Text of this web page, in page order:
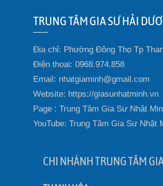
TRUNG TÂM GIA SƯ HẢI
Địa chỉ: Phường Đông Thọ Tp
Điện thoại: 0968.974.858
Email: nhatgiaminh@gmail.com
Website: https://giasunhatminh.vn
Page : Trung Tâm Gia Sư Nhật
YouTube: Trung Tâm Gia Sư Nhật
CHI NHÁNH TRUNG TÂM